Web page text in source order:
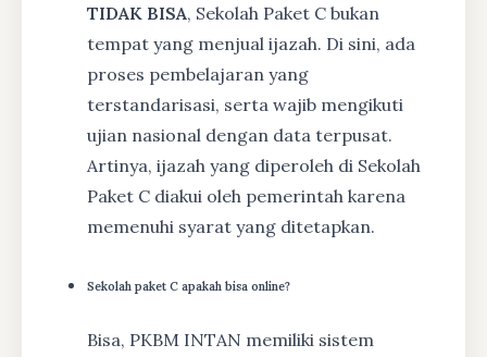
TIDAK BISA, Sekolah Paket C bukan
tempat yang menjual ijazah. Di sini, ada
proses pembelajaran yang
terstandarisasi, serta wajib mengikuti
ujian nasional dengan data terpusat.
Artinya, ijazah yang diperoleh di Sekolah
Paket C diakui oleh pemerintah karena
memenuhi syarat yang ditetapkan.
Sekolah paket C apakah bisa online?
Bisa, PKBM INTAN memiliki sistem